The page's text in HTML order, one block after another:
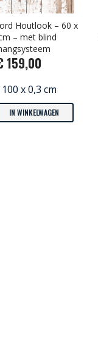
Houtlook – 60 x
– met blind
159,00
x 0,3 cm
IN WINKELWAGEN